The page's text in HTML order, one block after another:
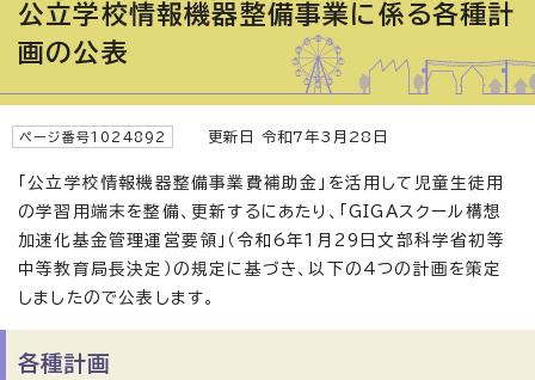
公立学校情報機器整備事業に係る各種計
画の公表
ページ番号1024892 更新日 令和7年3月28日
「公立学校情報機器整備事業費補助金」を活用して児童生徒用
の学習用端末を整備、更新するにあたり、「GIGAスクール構想
加速化基金管理運営要領」（令和6年1月29日文部科学省初等
中等教育局長決定）の規定に基づき、以下の4つの計画を策定
しましたので公表します。
各種計画